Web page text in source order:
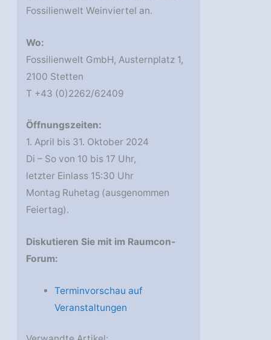
Fossilienwelt Weinviertel an.
Wo:
Fossilienwelt GmbH, Austernplatz 1,
2100 Stetten
T +43 (0)2262/62409
Öffnungszeiten:
1. April bis 31. Oktober 2024
Di – So von 10 bis 17 Uhr,
letzter Einlass 15:30 Uhr
Montag Ruhetag (ausgenommen
Feiertag).
Diskutieren Sie mit im Raumcon-
Forum:
Terminvorschau auf
Veranstaltungen